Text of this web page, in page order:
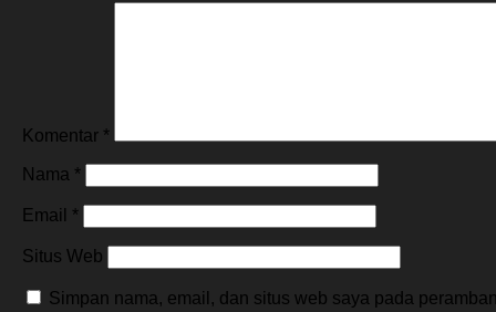
Komentar *
Nama *
Email *
Situs Web
Simpan nama, email, dan situs web saya pada